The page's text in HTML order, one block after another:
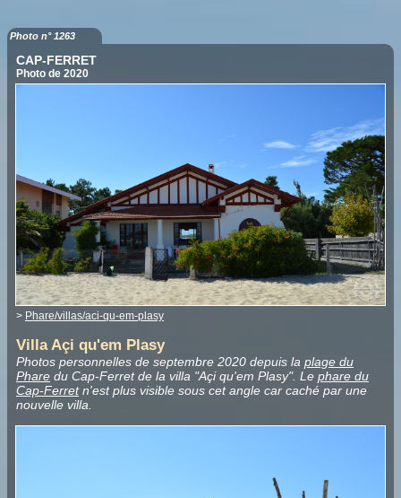
Photo n° 1263
CAP-FERRET
Photo de 2020
> Phare/villas/aci-qu-em-plasy
Villa Açi qu'em Plasy
Photos personnelles de septembre 2020 depuis la plage du
Phare du Cap-Ferret de la villa "Açi qu'em Plasy". Le phare du
Cap-Ferretn'est plus visible sous cet angle car caché par une
nouvelle villa.